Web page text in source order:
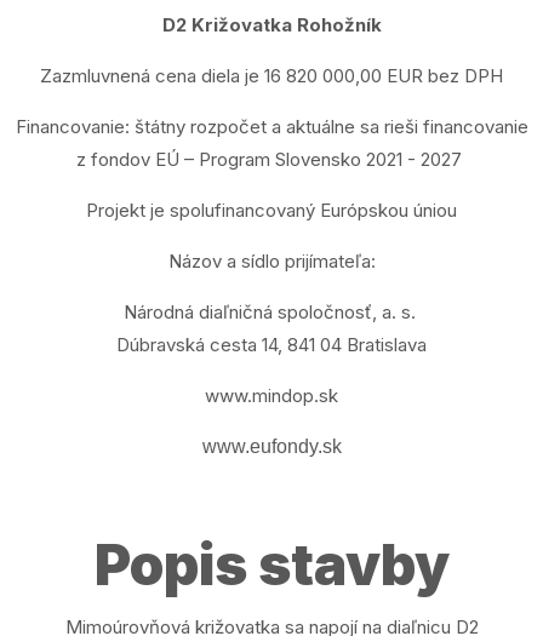
D2 Križovatka Rohožník
Zazmluvnená cena diela je 16 820 000,00 EUR bez DPH
Financovanie: štátny rozpočet a aktuálne sa rieši financovanie
z fondov EÚ – Program Slovensko 2021 - 2027
Projekt je spolufinancovaný Európskou úniou
Názov a sídlo prijímateľa:
Národná diaľničná spoločnosť, a. s.
Dúbravská cesta 14, 841 04 Bratislava
www.mindop.sk
www.eufondy.sk
Popis stavby
Mimoúrovňová križovatka sa napojí na diaľnicu D2